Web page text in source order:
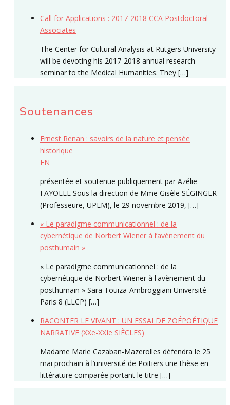
Call for Applications : 2017-2018 CCA Postdoctoral
Associates
The Center for Cultural Analysis at Rutgers University
will be devoting his 2017-2018 annual research
seminar to the Medical Humanities. They […]
Soutenances
Ernest Renan : savoirs de la nature et pensée
historique
EN
présentée et soutenue publiquement par Azélie
FAYOLLE Sous la direction de Mme Gisèle SÉGINGER
(Professeure, UPEM), le 29 novembre 2019, […]
« Le paradigme communicationnel : de la
cybernétique de Norbert Wiener à l’avènement du
posthumain »
« Le paradigme communicationnel : de la
cybernétique de Norbert Wiener à l'avènement du
posthumain » Sara Touiza-Ambroggiani Université
Paris 8 (LLCP) […]
RACONTER LE VIVANT : UN ESSAI DE ZOÉPOÉTIQUE
NARRATIVE (XXe-XXIe SIÈCLES)
Madame Marie Cazaban-Mazerolles défendra le 25
mai prochain à l’université de Poitiers une thèse en
littérature comparée portant le titre […]